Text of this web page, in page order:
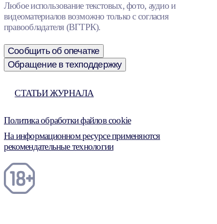
Любое использование текстовых, фото, аудио и
видеоматериалов возможно только с согласия
правообладателя (ВГТРК).
Сообщить об опечатке
Обращение в техподдержку
СТАТЬИ ЖУРНАЛА
Политика обработки файлов cookie
На информационном ресурсе применяются
рекомендательные технологии